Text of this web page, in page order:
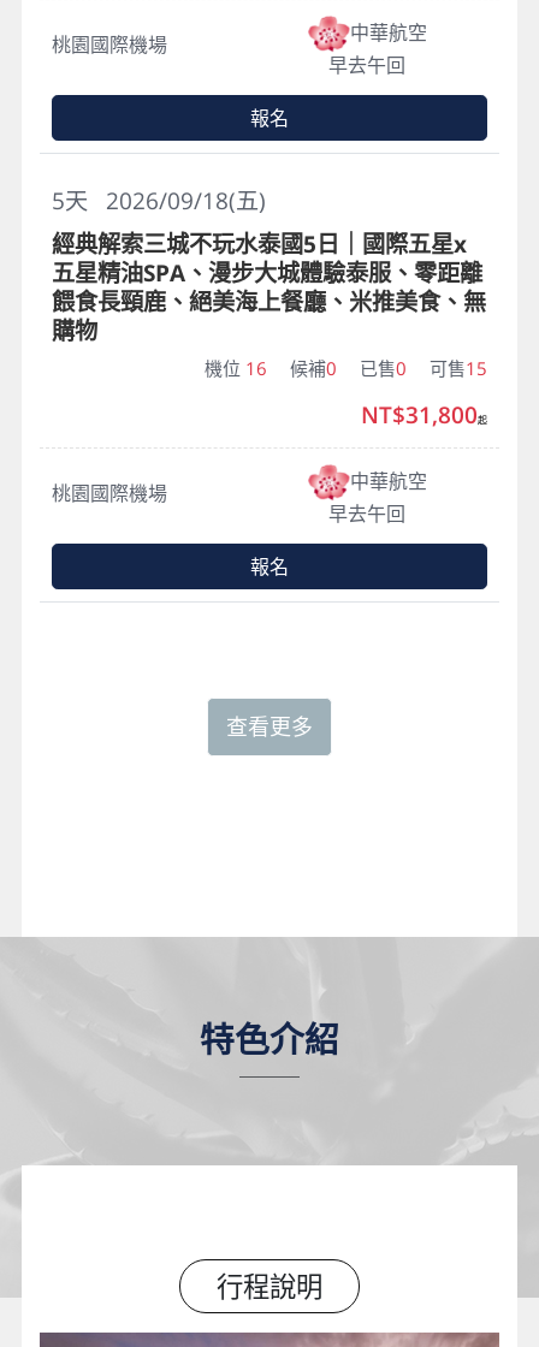
特色介紹
行程說明
桃園國際機場
中華航空
早去午回
報名
2026/09/18(五)
5天
經典解索三城不玩水泰國5日｜國際五星x
五星精油SPA、漫步大城體驗泰服、零距離
餵食長頸鹿、絕美海上餐廳、米推美食、無
購物
機位 16 候補0 已售0 可售15
桃園國際機場
中華航空
早去午回
NT$31,800起
報名
查看更多